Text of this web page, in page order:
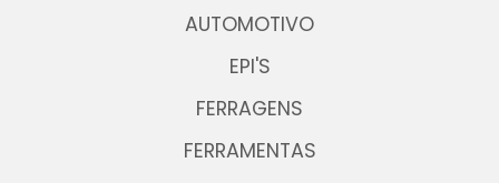
AUTOMOTIVO
EPI'S
FERRAGENS
FERRAMENTAS